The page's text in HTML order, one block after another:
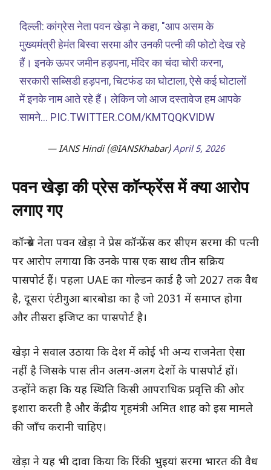
दिल्ली: कांग्रेस नेता पवन खेड़ा ने कहा, "आप असम के
मुख्यमंत्री हेमंत बिस्वा सरमा और उनकी पत्नी की फोटो देख रहे
हैं। इनके ऊपर जमीन हड़पना, मंदिर का चंदा चोरी करना,
सरकारी सब्सिडी हड़पना, चिटफंड का घोटाला, ऐसे कई घोटालों
में इनके नाम आते रहे हैं। लेकिन जो आज दस्तावेज हम आपके
सामने… PIC.TWITTER.COM/KMTQQKVIDW
— IANS Hindi (@IANSKhabar)April 5, 2026
पवन खेड़ा की प्रेस कॉन्फ्रेंस में क्या आरोप
लगाए गए
कॉन्ग्रेस नेता पवन खेड़ा ने प्रेस कॉन्फ्रेंस कर सीएम सरमा की पत्नी
पर आरोप लगाया कि उनके पास एक साथ तीन सक्रिय
पासपोर्ट हैं। पहला UAE का गोल्डन कार्ड है जो 2027 तक वैध
है, दूसरा एंटीगुआ बारबोडा का है जो 2031 में समाप्त होगा
और तीसरा इजिप्ट का पासपोर्ट है।
खेड़ा ने सवाल उठाया कि देश में कोई भी अन्य राजनेता ऐसा
नहीं है जिसके पास तीन अलग-अलग देशों के पासपोर्ट हों।
उन्होंने कहा कि यह स्थिति किसी आपराधिक प्रवृत्ति की ओर
इशारा करती है और केंद्रीय गृहमंत्री अमित शाह को इस मामले
की जाँच करानी चाहिए।
खेड़ा ने यह भी दावा किया कि रिंकी भुइयां सरमा भारत की वैध